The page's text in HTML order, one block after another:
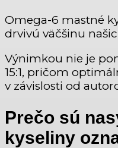
Omega-6 mastné
drvivú väčšinu
Výnimkou nie je
15:1, pričom
v závislosti od
Prečo sú
kyseliny